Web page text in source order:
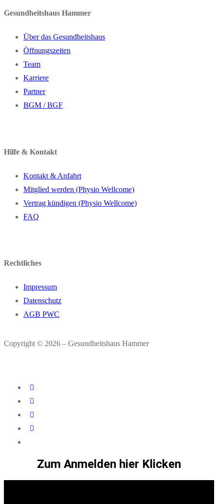
Gesundheitshaus Hammer
Über das Gesundheitshaus
Öffnungszeiten
Team
Karriere
Partner
BGM / BGF
Hilfe & Kontakt
Kontakt & Anfahrt
Mitglied werden (Physio Wellcome)
Vertrag kündigen (Physio Wellcome)
FAQ
Rechtliches
Impressum
Datenschutz
AGB PWC
Copyright © 2026 – Gesundheitshaus Hammer
Zum Anmelden hier Klicken